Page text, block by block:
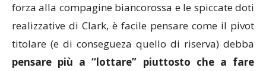
forza alla compagine biancorossa e le spiccate doti
realizzative di Clark, è facile pensare come il pivot
titolare (e di consegueza quello di riserva) debba
pensare più a “lottare” piuttosto che a fare